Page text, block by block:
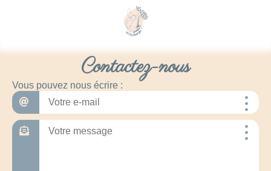
Contactez-nous
Vous pouvez nous écrire :